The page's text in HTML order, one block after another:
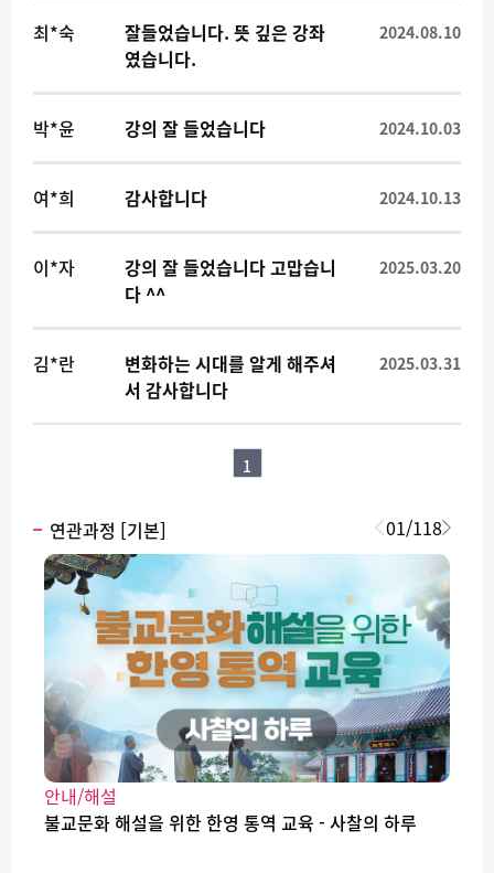
최*숙
잘들었습니다. 뜻 깊은 강좌
였습니다.
2024.08.10
박*윤 강의 잘 들었습니다 2024.10.03
여*희 감사합니다 2024.10.13
이*자
강의 잘 들었습니다 고맙습니
다 ^^
2025.03.20
김*란
변화하는 시대를 알게 해주셔
서 감사합니다
2025.03.31
1
연관과정 [기본]
안내/해설
불교문화 해설을 위한 한영 통역 교육 - 사찰의 하루
01/118